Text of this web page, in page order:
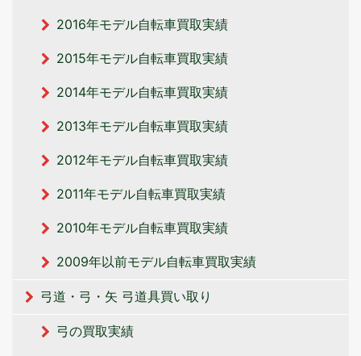
2016年モデル自転車買取実績
2015年モデル自転車買取実績
2014年モデル自転車買取実績
2013年モデル自転車買取実績
2012年モデル自転車買取実績
2011年モデル自転車買取実績
2010年モデル自転車買取実績
2009年以前モデル自転車買取実績
弓道・弓・矢 弓道具買い取り
弓の買取実績